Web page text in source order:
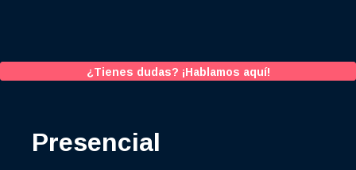
¿Tienes dudas? ¡Hablamos aquí!
Presencial